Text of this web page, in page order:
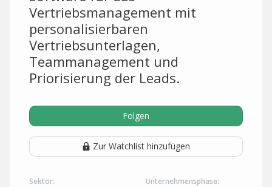
Vertriebsmanagement mit
personalisierbaren
Vertriebsunterlagen,
Teammanagement und
Priorisierung der Leads.
Folgen
Zur Watchlist hinzufügen
Sektor: Unternehmensphase: